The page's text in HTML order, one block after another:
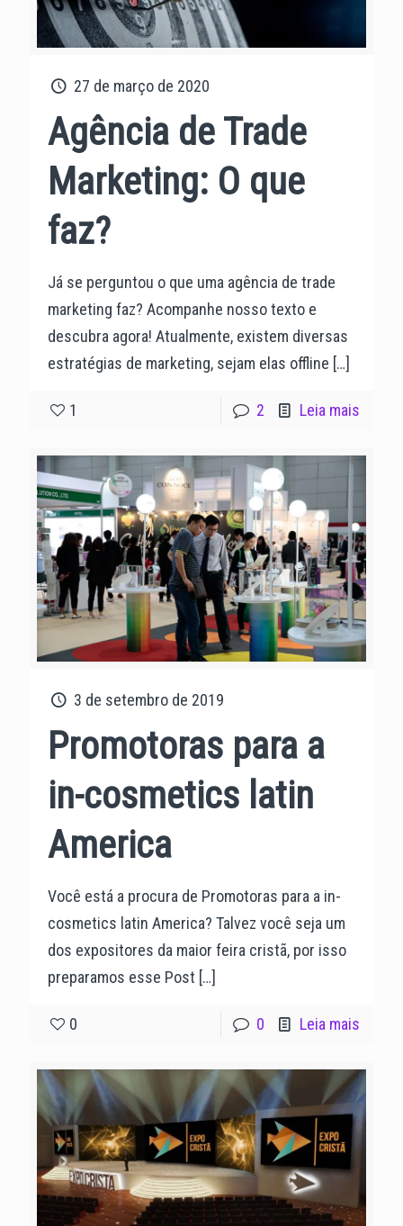
27 de março de 2020
Agência de Trade
Marketing: O que
faz?
Já se perguntou o que uma agência de trade
marketing faz? Acompanhe nosso texto e
descubra agora! Atualmente, existem diversas
estratégias de marketing, sejam elas offline […]
1 2 Leia mais
3 de setembro de 2019
Promotoras para a
in-cosmetics latin
America
Você está a procura de Promotoras para a in-
cosmetics latin America? Talvez você seja um
dos expositores da maior feira cristã, por isso
preparamos esse Post […]
0 0 Leia mais